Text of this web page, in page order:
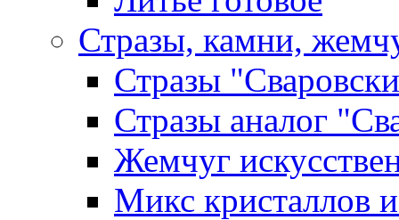
Стразы, камни,
Стразы
Стразы аналог
Жемчуг
Микс кристаллов